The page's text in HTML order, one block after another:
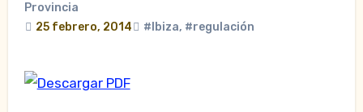
Provincia
25 febrero, 2014
#Ibiza, #regulación